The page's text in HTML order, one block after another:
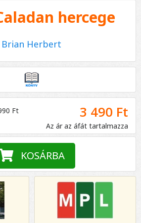
hercege
Brian Herbert
Ft
3 490 Ft
Az ár az áfát tartalmazza
KOSÁRBA